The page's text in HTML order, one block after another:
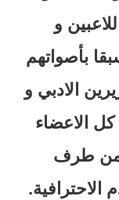
و
بأصواتهم
الادبي و
الاعضاء
من طرف
الاحترافية.